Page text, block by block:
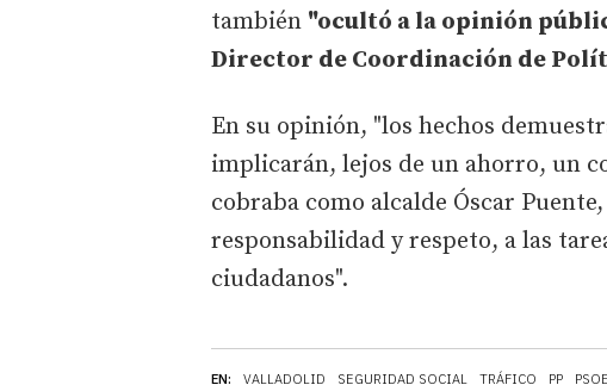
EN: VALLADOLID SEGURIDAD SOCIAL TRÁFICO PP PSOE
también "ocultó a la opinión
Director de Coordinación de
En su opinión, "los hechos
implicarán, lejos de un ahorro, un
cobraba como alcalde Óscar
responsabilidad y respeto, a las
ciudadanos".